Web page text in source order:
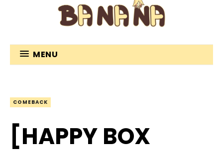
MENU
COMEBACK
[HAPPY BOX